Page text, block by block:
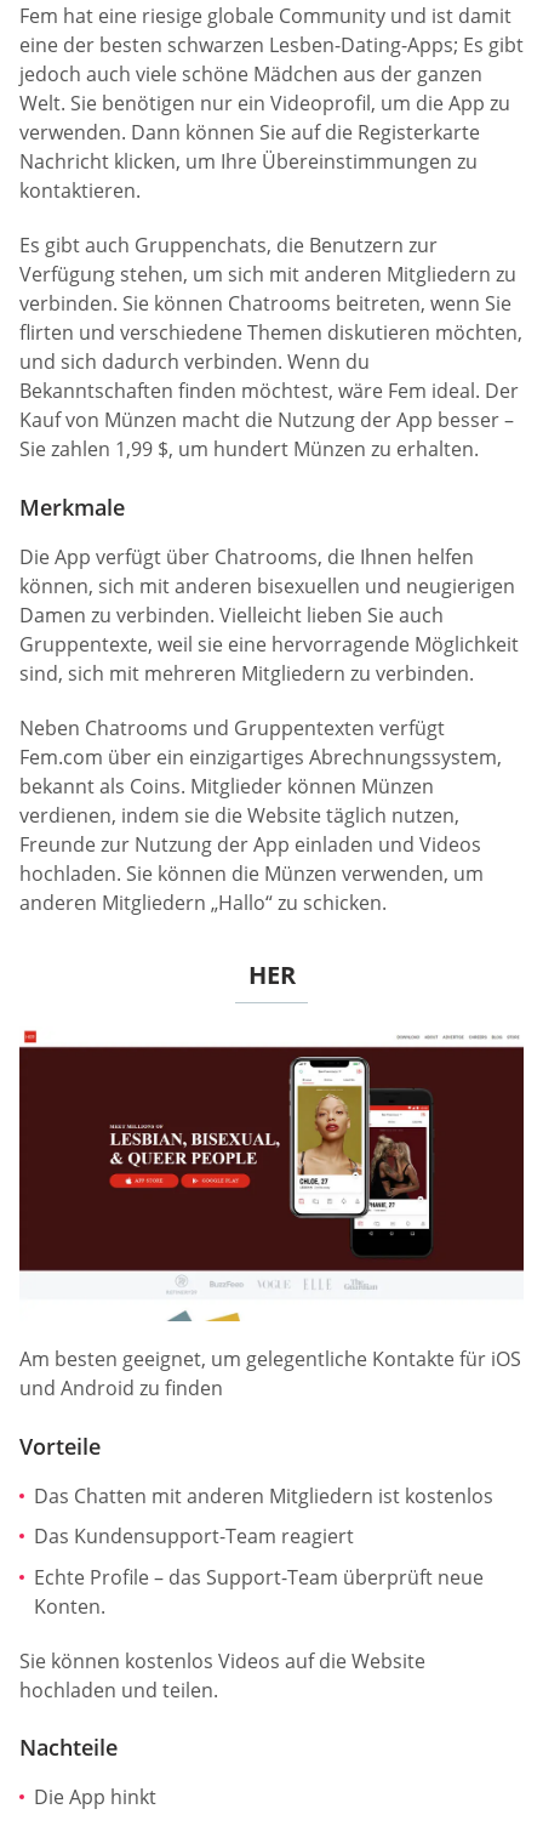
Fem hat eine riesige globale Community und ist damit
eine der besten schwarzen Lesben-Dating-Apps; Es gibt
jedoch auch viele schöne Mädchen aus der ganzen
Welt. Sie benötigen nur ein Videoprofil, um die App zu
verwenden. Dann können Sie auf die Registerkarte
Nachricht klicken, um Ihre Übereinstimmungen zu
kontaktieren.
Es gibt auch Gruppenchats, die Benutzern zur
Verfügung stehen, um sich mit anderen Mitgliedern zu
verbinden. Sie können Chatrooms beitreten, wenn Sie
flirten und verschiedene Themen diskutieren möchten,
und sich dadurch verbinden. Wenn du
Bekanntschaften finden möchtest, wäre Fem ideal. Der
Kauf von Münzen macht die Nutzung der App besser –
Sie zahlen 1,99 $, um hundert Münzen zu erhalten.
Merkmale
Die App verfügt über Chatrooms, die Ihnen helfen
können, sich mit anderen bisexuellen und neugierigen
Damen zu verbinden. Vielleicht lieben Sie auch
Gruppentexte, weil sie eine hervorragende Möglichkeit
sind, sich mit mehreren Mitgliedern zu verbinden.
Neben Chatrooms und Gruppentexten verfügt
Fem.com über ein einzigartiges Abrechnungssystem,
bekannt als Coins. Mitglieder können Münzen
verdienen, indem sie die Website täglich nutzen,
Freunde zur Nutzung der App einladen und Videos
hochladen. Sie können die Münzen verwenden, um
anderen Mitgliedern „Hallo“ zu schicken.
HER
Am besten geeignet, um gelegentliche Kontakte für iOS
und Android zu finden
Vorteile
Das Chatten mit anderen Mitgliedern ist kostenlos
Das Kundensupport-Team reagiert
Echte Profile – das Support-Team überprüft neue
Konten.
Sie können kostenlos Videos auf die Website
hochladen und teilen.
Nachteile
Die App hinkt